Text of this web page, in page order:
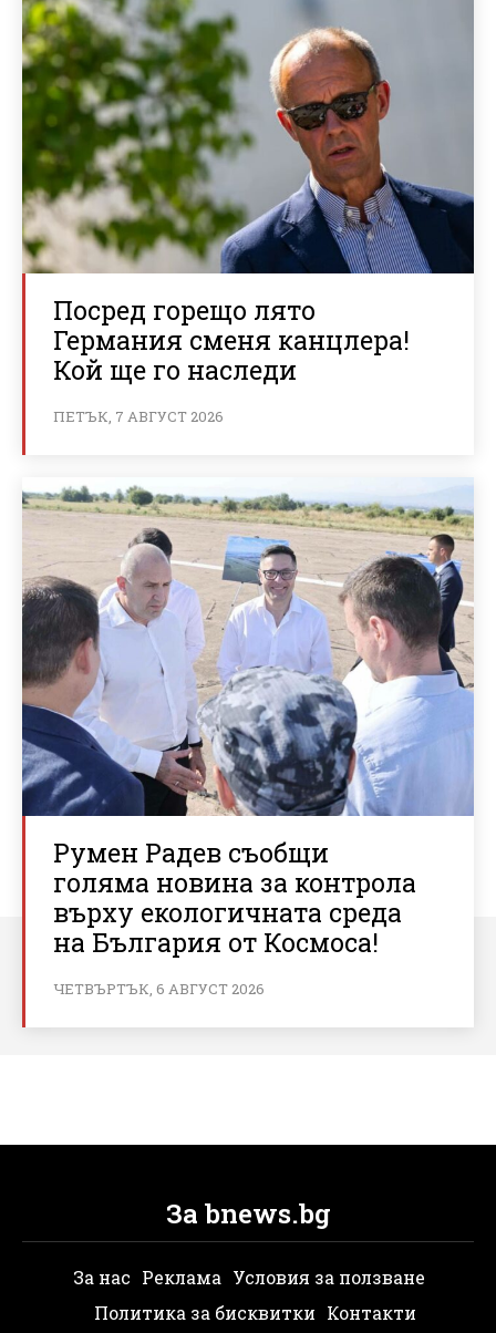
Посред горещо лято
Германия сменя канцлера!
Кой ще го наследи
ПЕТЪК, 7 АВГУСТ 2026
Румен Радев съобщи
голяма новина за контрола
върху екологичната среда
на България от Космоса!
ЧЕТВЪРТЪК, 6 АВГУСТ 2026
За bnews.bg
За нас Реклама Условия за ползване
Политика за бисквитки Контакти